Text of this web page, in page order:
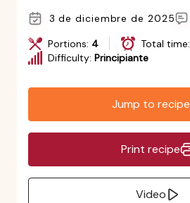
3 de diciembre de 2025
Portions: 4 Total time:
Difficulty: Principiante
Jump to recipe
Print recipe
Video